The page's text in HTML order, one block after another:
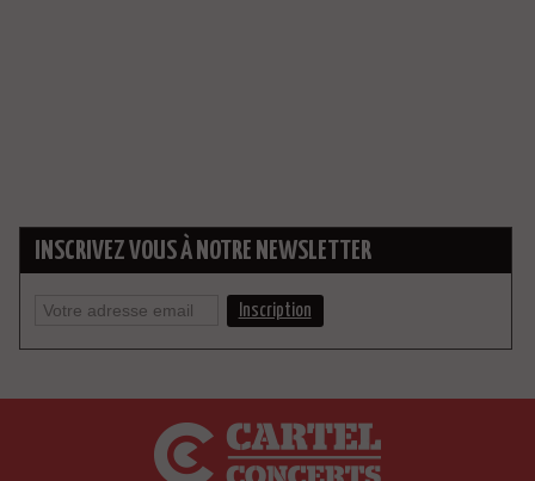
INSCRIVEZ VOUS À NOTRE NEWSLETTER